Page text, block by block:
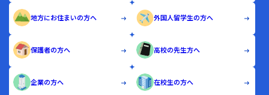
地方にお住まいの方へ 外国人留学生の方へ
保護者の方へ 高校の先生方へ
企業の方へ 在校生の方へ